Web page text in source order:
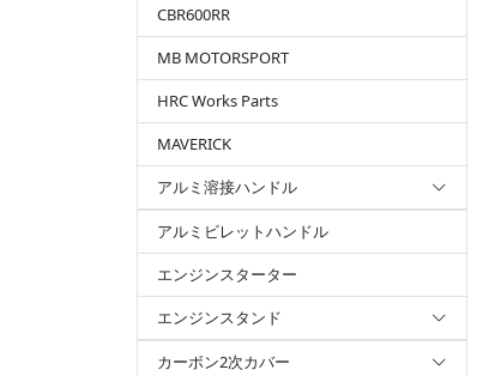
CBR600RR
MB MOTORSPORT
HRC Works Parts
MAVERICK
アルミ溶接ハンドル
アルミビレットハンドル
エンジンスターター
エンジンスタンド
カーボン2次カバー